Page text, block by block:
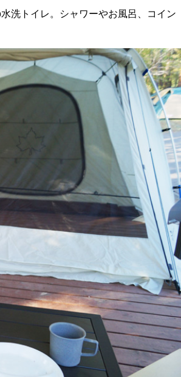
洗トイレ。シャワーやお風呂、コイン